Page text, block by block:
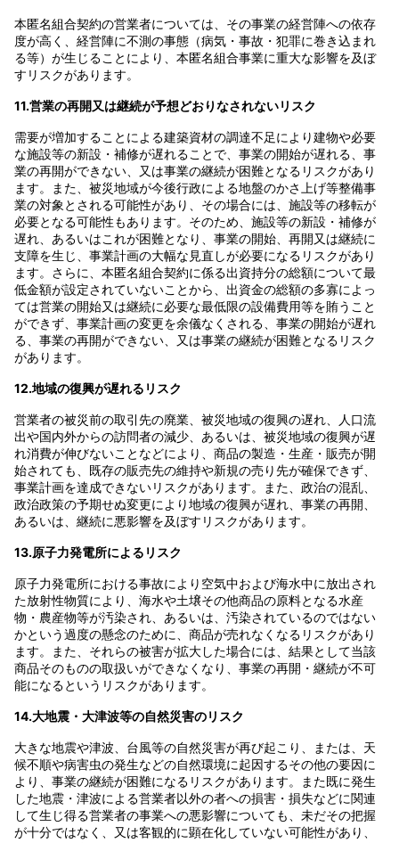
本匿名組合契約の営業者については、その事業の経営陣への依存
度が高く、経営陣に不測の事態（病気・事故・犯罪に巻き込まれ
る等）が生じることにより、本匿名組合事業に重大な影響を及ぼ
すリスクがあります。
11.営業の再開又は継続が予想どおりなされないリスク
需要が増加することによる建築資材の調達不足により建物や必要
な施設等の新設・補修が遅れることで、事業の開始が遅れる、事
業の再開ができない、又は事業の継続が困難となるリスクがあり
ます。また、被災地域が今後行政による地盤のかさ上げ等整備事
業の対象とされる可能性があり、その場合には、施設等の移転が
必要となる可能性もあります。そのため、施設等の新設・補修が
遅れ、あるいはこれが困難となり、事業の開始、再開又は継続に
支障を生じ、事業計画の大幅な見直しが必要になるリスクがあり
ます。さらに、本匿名組合契約に係る出資持分の総額について最
低金額が設定されていないことから、出資金の総額の多寡によっ
ては営業の開始又は継続に必要な最低限の設備費用等を賄うこと
ができず、事業計画の変更を余儀なくされる、事業の開始が遅れ
る、事業の再開ができない、又は事業の継続が困難となるリスク
があります。
12.地域の復興が遅れるリスク
営業者の被災前の取引先の廃業、被災地域の復興の遅れ、人口流
出や国内外からの訪問者の減少、あるいは、被災地域の復興が遅
れ消費が伸びないことなどにより、商品の製造・生産・販売が開
始されても、既存の販売先の維持や新規の売り先が確保できず、
事業計画を達成できないリスクがあります。また、政治の混乱、
政治政策の予期せぬ変更により地域の復興が遅れ、事業の再開、
あるいは、継続に悪影響を及ぼすリスクがあります。
13.原子力発電所によるリスク
原子力発電所における事故により空気中および海水中に放出され
た放射性物質により、海水や土壌その他商品の原料となる水産
物・農産物等が汚染され、あるいは、汚染されているのではない
かという過度の懸念のために、商品が売れなくなるリスクがあり
ます。また、それらの被害が拡大した場合には、結果として当該
商品そのものの取扱いができなくなり、事業の再開・継続が不可
能になるというリスクがあります。
14.大地震・大津波等の自然災害のリスク
大きな地震や津波、台風等の自然災害が再び起こり、または、天
候不順や病害虫の発生などの自然環境に起因するその他の要因に
より、事業の継続が困難になるリスクがあります。また既に発生
した地震・津波による営業者以外の者への損害・損失などに関連
して生じ得る営業者の事業への悪影響についても、未だその把握
が十分ではなく、又は客観的に顕在化していない可能性があり、